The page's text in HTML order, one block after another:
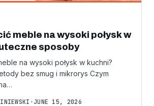
meble na wysoki połysk w
sposoby
na wysoki połysk w kuchni?
bez smug i mikrorys Czym
• JUNE 15, 2026